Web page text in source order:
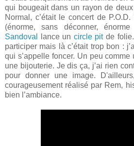
qui bougeait dans un rayon de
Normal, c’était le concert de
(énorme, sans déconner,
Sandoval
lance un circle pitde folie.
participer mais là c’était trop bon :
qui s’appelle foncer. Un peu
une bijouterie. Je dis ça, j’ai rien
pour donner une image.
courageusement réalisé par Rem,
bien l’ambiance.